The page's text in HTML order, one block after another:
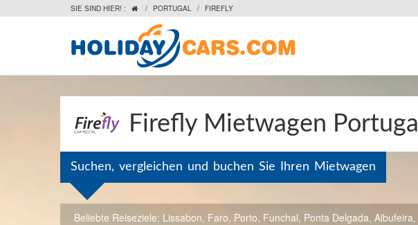
SIE SIND HIER! :  / PORTUGAL / FIREFLY
Firefly Mietwagen Portugal
Suchen, vergleichen und buchen Sie Ihren Mietwagen
Beliebte Reiseziele: Lissabon, Faro, Porto, Funchal, Ponta Delgada, Albufeira,